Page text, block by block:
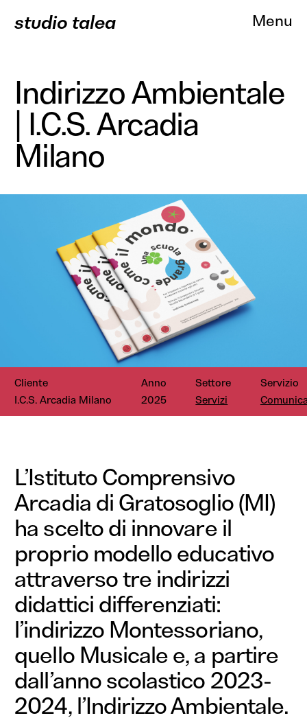
studio talea Menu
About
Progetti
Branding Comunicazione Web
Clienti
Contatti
Indirizzo Ambientale
| I.C.S. Arcadia
Milano
Cliente
I.C.S. Arcadia Milano
Anno
2025
Settore
Servizi
Servizio
L’Istituto Comprensivo
Arcadia di Gratosoglio (MI)
ha scelto di innovare il
proprio modello educativo
attraverso tre indirizzi
didattici differenziati:
l’indirizzo Montessoriano,
quello Musicale e, a partire
dall’anno scolastico 2023-
2024, l’Indirizzo Ambientale.